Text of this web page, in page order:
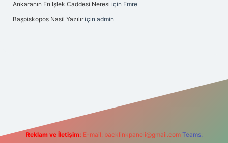
Ankaranın En Işlek Caddesi Neresi için Emre
Başpiskopos Nasil Yazılır için admin
Reklam ve İletişim: E-mail: backlinkpaneli@gmail.com Teams: